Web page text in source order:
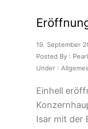
19. September
Posted By :
Under :
Einhell
Isar mit der